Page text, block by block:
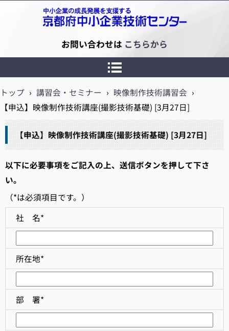
京都府中小企業技術センター
お問い合わせは こちらから
トップ › 講習会・セミナー › 映像制作技術講習会 ›
【申込】映像制作技術講座(撮影技術基礎) [3月27日]
【申込】映像制作技術講座(撮影技術基礎) [3月27日]
以下に必要事項をご記入の上、送信ボタンを押して下さ
い。
（*は必須項目です。）
社 名*
所在地*
部 署*